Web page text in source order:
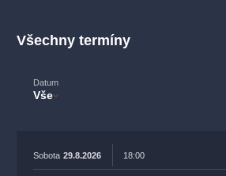
Všechny termíny
Datum
Vše
Sobota 29.8.2026 18:00